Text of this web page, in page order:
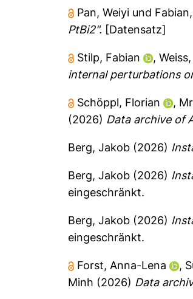
Pan, Weiyi und
PtBi2". [Datensatz]
Stilp, Fabian ,
internal perturbations
Schöppl, Florian ,
(2026) Data archive of
Berg, Jakob (2026)
Berg, Jakob (2026)
eingeschränkt.
Berg, Jakob (2026)
eingeschränkt.
Forst, Anna-Lena ,
Minh (2026) Data